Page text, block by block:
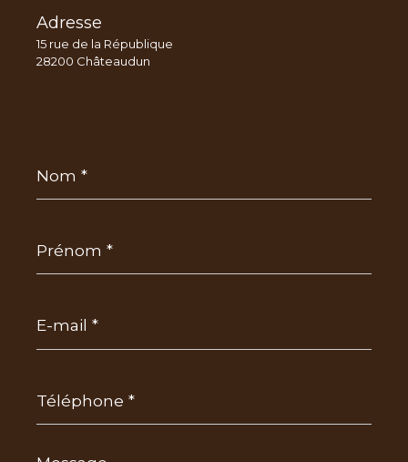
Adresse
15 rue de la République
28200 Châteaudun
*
*
mail
*
Message